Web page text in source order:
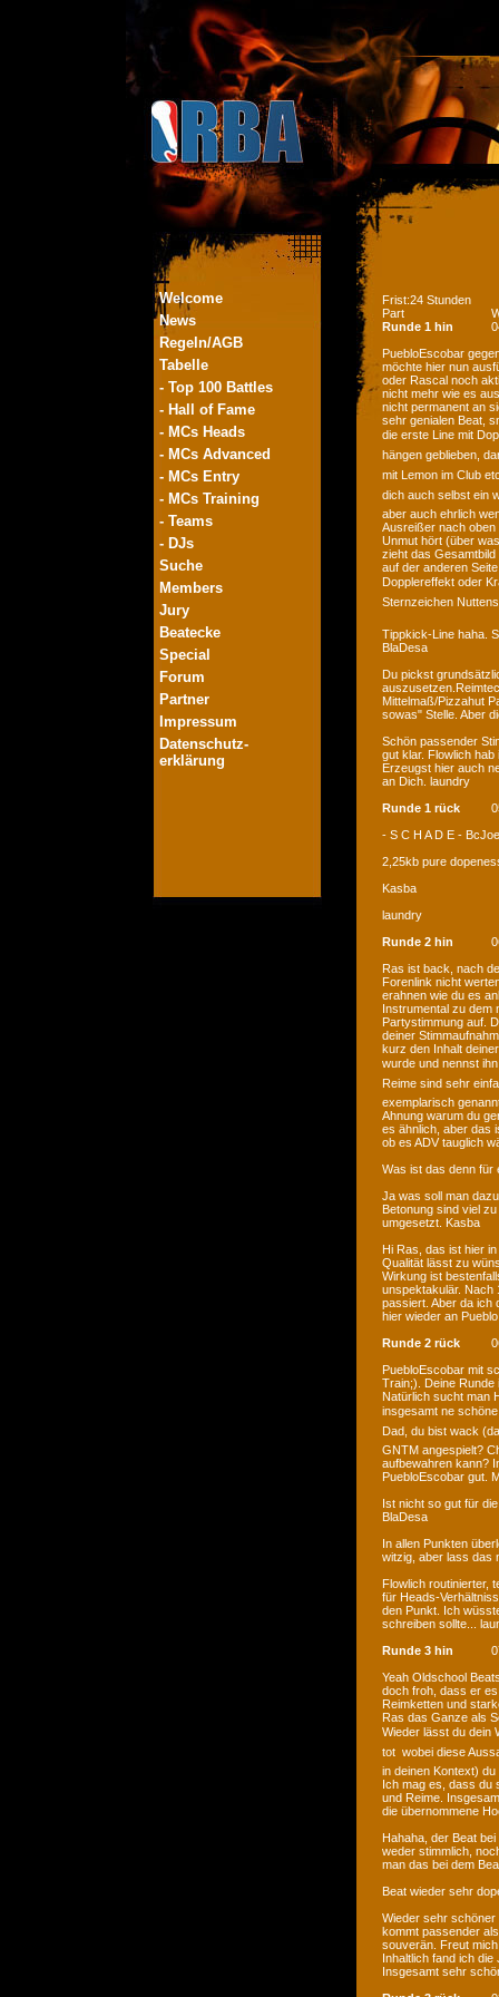
Welcome
News
Regeln/AGB
Tabelle
- Top 100 Battles
- Hall of Fame
- MCs Heads
- MCs Advanced
- MCs Entry
- MCs Training
- Teams
- DJs
Suche
Members
Jury
Beatecke
Special
Forum
Partner
Impressum
Datenschutz-
erklärung
Frist:24 Stunden
Part
Runde 1 hin
PuebloEscobar
möchte hier nun
oder Rascal noch
nicht mehr wie es
nicht permanent an
sehr genialen Beat,
die erste Line mit
hängen geblieben,
mit Lemon im Club
dich auch selbst ein
aber auch ehrlich
Ausreißer nach oben
Unmut hört (über
zieht das
auf der anderen
Dopplereffekt oder
Sternzeichen
Tippkick-Line haha.
BlaDesa
Du pickst
Mittelmaß/Pizzahut
sowas" Stelle. Aber
Schön passender
gut klar. Flowlich
Erzeugst hier auch
an Dich. laundry
Runde 1 rück
- S C H A D E - BcJoe
2,25kb pure
Kasba
laundry
Runde 2 hin
Ras ist back, nach
Forenlink nicht
erahnen wie du es
Instrumental zu dem
Partystimmung auf.
deiner
kurz den Inhalt
wurde und nennst ihn
Reime sind sehr
exemplarisch
Ahnung warum du
es ähnlich, aber das
ob es ADV tauglich
Was ist das denn für
Ja was soll man
Betonung sind viel
umgesetzt. Kasba
Hi Ras, das ist hier
Qualität lässt zu
Wirkung ist
unspektakulär. Nach
passiert. Aber da ich
hier wieder an
Runde 2 rück
PuebloEscobar mit
Train;). Deine Runde
Natürlich sucht man
insgesamt ne
Dad, du bist wack
GNTM angespielt?
aufbewahren kann?
PuebloEscobar gut.
Ist nicht so gut für
BlaDesa
In allen Punkten
witzig, aber lass das
Flowlich routinierter,
für Heads-
den Punkt. Ich
schreiben sollte...
Runde 3 hin
Yeah Oldschool
doch froh, dass er
Reimketten und
Ras das Ganze als
Wieder lässt du dein
tot  wobei diese
in deinen Kontext)
Ich mag es, dass du
und Reime.
die übernommene
Hahaha, der Beat
weder stimmlich,
man das bei dem
Beat wieder sehr
Wieder sehr schöner
kommt passender
souverän. Freut
Inhaltlich fand ich
Insgesamt sehr